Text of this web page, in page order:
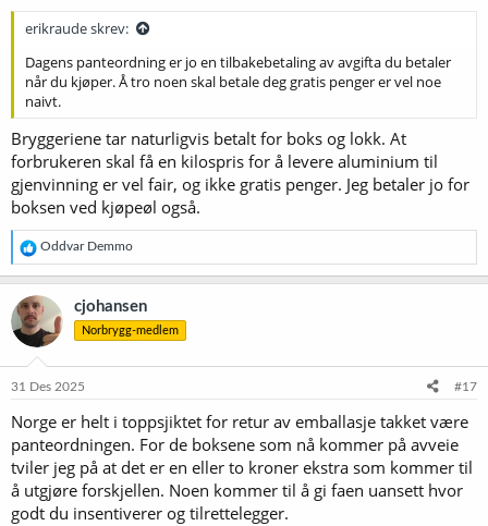
erikraude skrev:
Dagens panteordning er jo en tilbakebetaling av avgifta du betaler
når du kjøper. Å tro noen skal betale deg gratis penger er vel noe
naivt.
Bryggeriene tar naturligvis betalt for boks og lokk. At
forbrukeren skal få en kilospris for å levere aluminium til
gjenvinning er vel fair, og ikke gratis penger. Jeg betaler jo for
boksen ved kjøpeøl også.
R
e
a
k
s
j
o
e
:
Oddvar Demmo
cjohansen
Norbrygg-medlem
31 Des 2025 #17
Norge er helt i toppsjiktet for retur av emballasje takket være
panteordningen. For de boksene som nå kommer på avveie
tviler jeg på at det er en eller to kroner ekstra som kommer til
å utgjøre forskjellen. Noen kommer til å gi faen uansett hvor
godt du insentiverer og tilrettelegger.